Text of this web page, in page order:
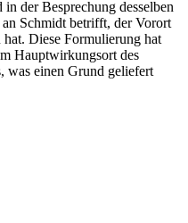
der Besprechung desselben
an Schmidt betrifft, der Vorort
Diese Formulierung hat
Hauptwirkungsort des
was einen Grund geliefert